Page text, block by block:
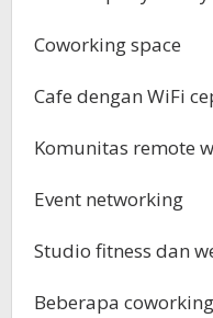
Coworking space
Cafe dengan WiFi
Komunitas remote
Event networking
Studio fitness dan
Beberapa